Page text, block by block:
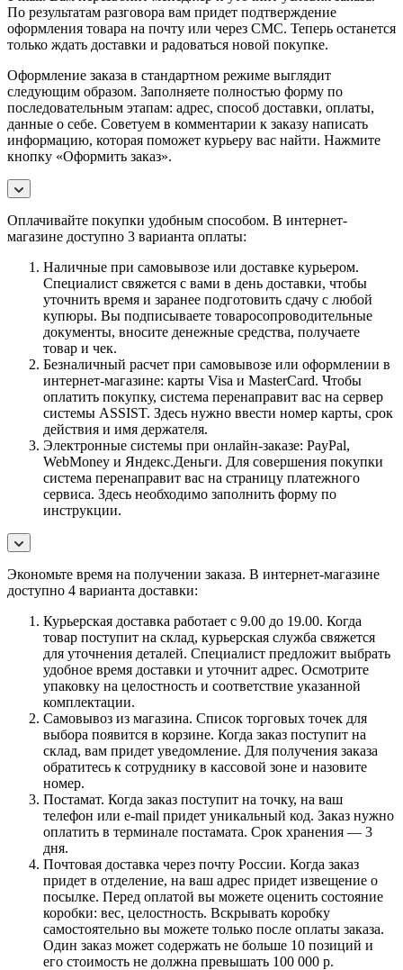
По результатам разговора вам придет подтверждение
оформления товара на почту или через СМС. Теперь останется
только ждать доставки и радоваться новой покупке.
Оформление заказа в стандартном режиме выглядит
следующим образом. Заполняете полностью форму по
последовательным этапам: адрес, способ доставки, оплаты,
данные о себе. Советуем в комментарии к заказу написать
информацию, которая поможет курьеру вас найти. Нажмите
кнопку «Оформить заказ».
Оплачивайте покупки удобным способом. В интернет-
магазине доступно 3 варианта оплаты:
Наличные при самовывозе или доставке курьером.
Специалист свяжется с вами в день доставки, чтобы
уточнить время и заранее подготовить сдачу с любой
купюры. Вы подписываете товаросопроводительные
документы, вносите денежные средства, получаете
товар и чек.
Безналичный расчет при самовывозе или оформлении в
интернет-магазине: карты Visa и MasterCard. Чтобы
оплатить покупку, система перенаправит вас на сервер
системы ASSIST. Здесь нужно ввести номер карты, срок
действия и имя держателя.
Электронные системы при онлайн-заказе: PayPal,
WebMoney и Яндекс.Деньги. Для совершения покупки
система перенаправит вас на страницу платежного
сервиса. Здесь необходимо заполнить форму по
инструкции.
Экономьте время на получении заказа. В интернет-магазине
доступно 4 варианта доставки:
Курьерская доставка работает с 9.00 до 19.00. Когда
товар поступит на склад, курьерская служба свяжется
для уточнения деталей. Специалист предложит выбрать
удобное время доставки и уточнит адрес. Осмотрите
упаковку на целостность и соответствие указанной
комплектации.
Самовывоз из магазина. Список торговых точек для
выбора появится в корзине. Когда заказ поступит на
склад, вам придет уведомление. Для получения заказа
обратитесь к сотруднику в кассовой зоне и назовите
номер.
Постамат. Когда заказ поступит на точку, на ваш
телефон или e-mail придет уникальный код. Заказ нужно
оплатить в терминале постамата. Срок хранения — 3
дня.
Почтовая доставка через почту России. Когда заказ
придет в отделение, на ваш адрес придет извещение о
посылке. Перед оплатой вы можете оценить состояние
коробки: вес, целостность. Вскрывать коробку
самостоятельно вы можете только после оплаты заказа.
Один заказ может содержать не больше 10 позиций и
его стоимость не должна превышать 100 000 р.